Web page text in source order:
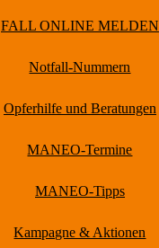
FALL ONLINE MELDEN
Notfall-Nummern
Opferhilfe und Beratungen
MANEO-Termine
MANEO-Tipps
Kampagne & Aktionen